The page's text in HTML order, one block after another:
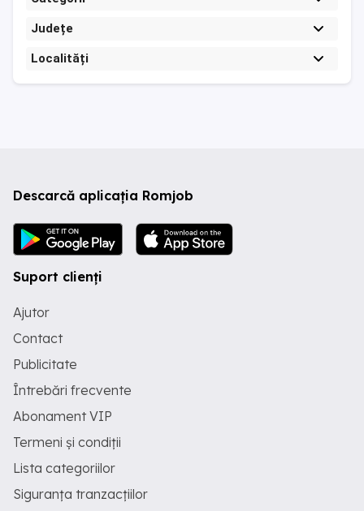
Județe
Localități
Descarcă aplicația Romjob
Suport clienți
Ajutor
Contact
Publicitate
Întrebări frecvente
Abonament VIP
Termeni și condiții
Lista categoriilor
Siguranța tranzacțiilor